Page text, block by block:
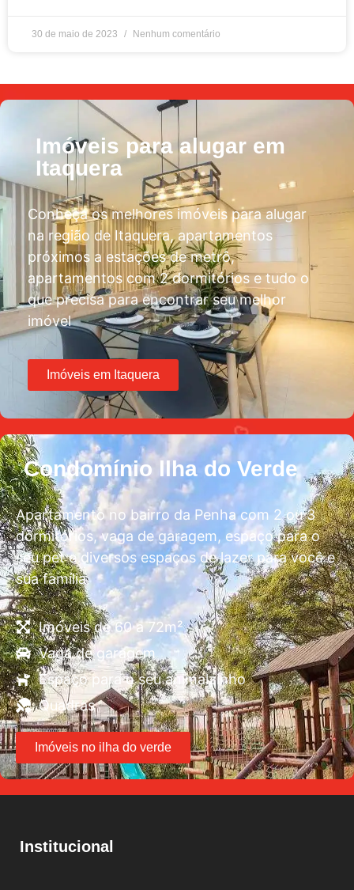
30 de maio de 2023 Nenhum comentário
Imóveis para alugar em
Itaquera
Conheça os melhores imóveis para alugar
na região de Itaquera, apartamentos
próximos a estações de metrô,
apartamentos com 2 dormitórios e tudo o
que precisa para encontrar seu melhor
imóvel
Imóveis em Itaquera
Condomínio llha do Verde
Apartamento no bairro da Penha com 2 ou 3
dormitórios, vaga de garagem, espaço para o
seu pet e diversos espaços de lazer para você e
sua família
Imóveis de 60 a 72m²
Vaga de garagem
Espaço para o seu animalzinho
Quadras
Imóveis no ilha do verde
Institucional